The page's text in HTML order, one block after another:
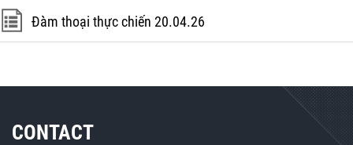
Đàm thoại thực chiến 20.04.26
CONTACT